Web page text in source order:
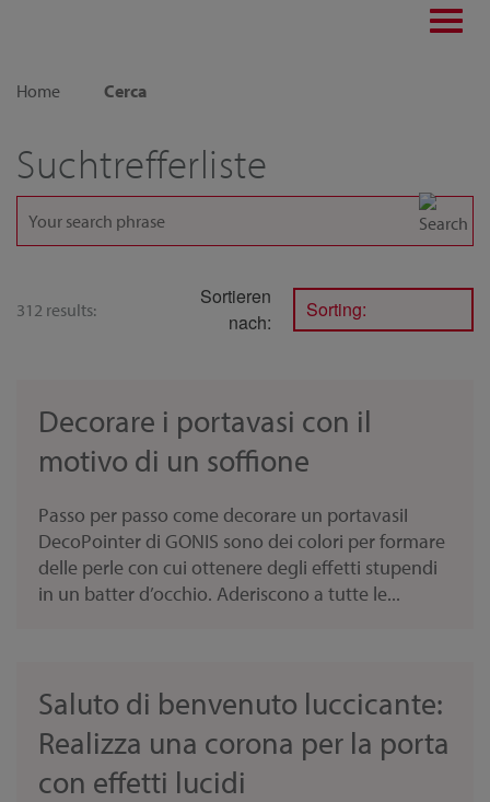
Home
Cerca
Suchtrefferliste
312 results:
Sortieren
nach:
Sorting:
Decorare i portavasi con il
motivo di un soffione
Passo per passo come decorare un portavasiI
DecoPointer di GONIS sono dei colori per formare
delle perle con cui ottenere degli effetti stupendi
in un batter d’occhio. Aderiscono a tutte le...
Saluto di benvenuto luccicante:
Realizza una corona per la porta
con effetti lucidi